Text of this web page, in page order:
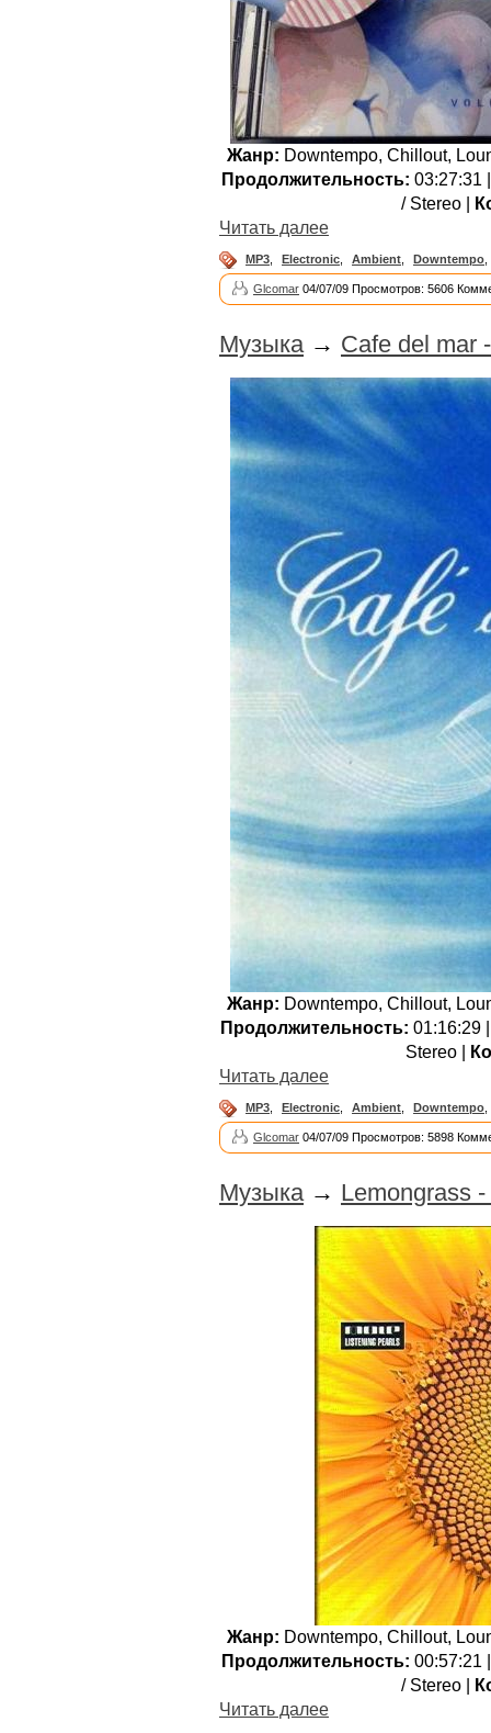
Жанр: Downtempo, Chillout,
Продолжительность: 03:27:31
/ Stereo |
Читать далее
MP3 Electronic Ambient Downtempo
Glcomar 04/07/09 Просмотров: 5606
Музыка→ Cafe del mar
Жанр: Downtempo, Chillout,
Продолжительность: 01:16:29
Stereo |
Читать далее
MP3 Electronic Ambient Downtempo
Glcomar 04/07/09 Просмотров: 5898
Музыка→ Lemongrass
Жанр: Downtempo, Chillout,
Продолжительность: 00:57:21
/ Stereo |
Читать далее